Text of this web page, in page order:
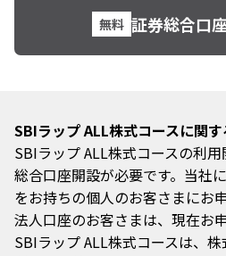
無料 証券総合口
SBIラップ ALL株式コースに関
SBIラップ ALL株式コースの利
総合口座開設が必要です。当社
をお持ちの個人のお客さまにお
法人口座のお客さまは、現在お
SBIラップ ALL株式コースは、